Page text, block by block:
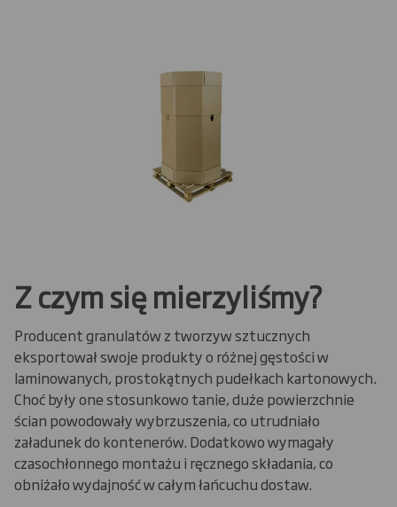
Z czym się mierzyliśmy?
Producent granulatów z tworzyw sztucznych
eksportował swoje produkty o różnej gęstości w
laminowanych, prostokątnych pudełkach kartonowych.
Choć były one stosunkowo tanie, duże powierzchnie
ścian powodowały wybrzuszenia, co utrudniało
załadunek do kontenerów. Dodatkowo wymagały
czasochłonnego montażu i ręcznego składania, co
obniżało wydajność w całym łańcuchu dostaw.